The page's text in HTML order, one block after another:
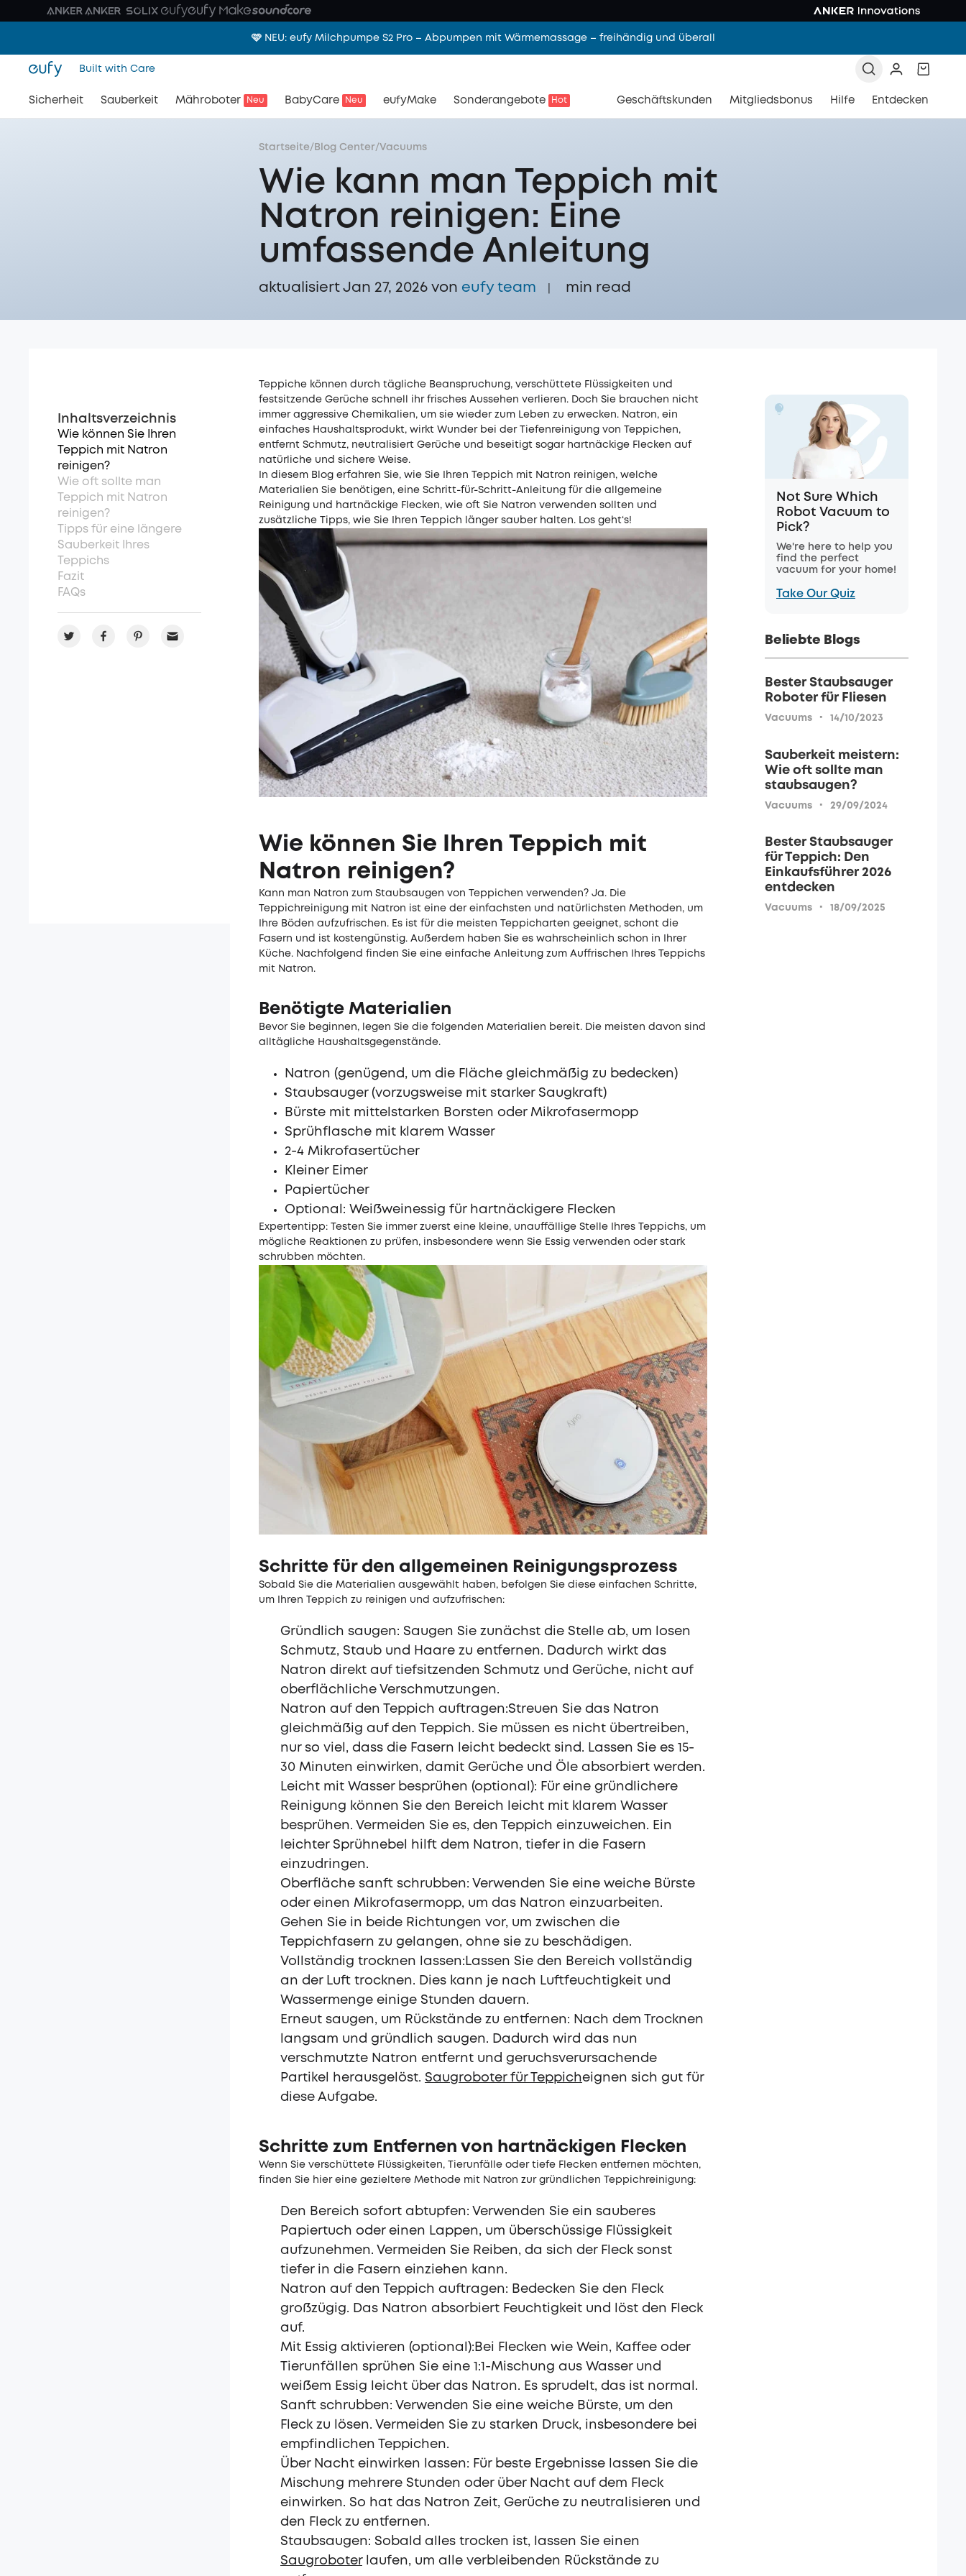
🩷 NEU: eufy Milchpumpe S2 Pro – Abpumpen mit Wärmemassage – freihändig und überall
Built with Care
Sicherheit Sauberkeit Mähroboter Neu BabyCare Neu eufyMake Sonderangebote Hot Geschäftskunden Mitgliedsbonus Hilfe Entdecken
Startseite/ Blog Center/Vacuums
Wie kann man Teppich mit
Natron reinigen: Eine
umfassende Anleitung
aktualisiert Jan 27, 2026 von eufy team min read
Teppiche können durch tägliche Beanspruchung, verschüttete Flüssigkeiten und
festsitzende Gerüche schnell ihr frisches Aussehen verlieren. Doch Sie brauchen nicht
immer aggressive Chemikalien, um sie wieder zum Leben zu erwecken. Natron, ein
einfaches Haushaltsprodukt, wirkt Wunder bei der Tiefenreinigung von Teppichen,
entfernt Schmutz, neutralisiert Gerüche und beseitigt sogar hartnäckige Flecken auf
natürliche und sichere Weise.
In diesem Blog erfahren Sie, wie Sie Ihren Teppich mit Natron reinigen, welche
Materialien Sie benötigen, eine Schritt-für-Schritt-Anleitung für die allgemeine
Reinigung und hartnäckige Flecken, wie oft Sie Natron verwenden sollten und
zusätzliche Tipps, wie Sie Ihren Teppich länger sauber halten. Los geht‘s!
Wie können Sie Ihren Teppich mit
Natron reinigen?
Kann man Natron zum Staubsaugen von Teppichen verwenden? Ja. Die
Teppichreinigung mit Natron ist eine der einfachsten und natürlichsten Methoden, um
Ihre Böden aufzufrischen. Es ist für die meisten Teppicharten geeignet, schont die
Fasern und ist kostengünstig. Außerdem haben Sie es wahrscheinlich schon in Ihrer
Küche. Nachfolgend finden Sie eine einfache Anleitung zum Auffrischen Ihres Teppichs
mit Natron.
Benötigte Materialien
Bevor Sie beginnen, legen Sie die folgenden Materialien bereit. Die meisten davon sind
alltägliche Haushaltsgegenstände.
Natron (genügend, um die Fläche gleichmäßig zu bedecken)
Staubsauger (vorzugsweise mit starker Saugkraft)
Bürste mit mittelstarken Borsten oder Mikrofasermopp
Sprühflasche mit klarem Wasser
2-4 Mikrofasertücher
Kleiner Eimer
Papiertücher
Optional: Weißweinessig für hartnäckigere Flecken
Expertentipp: Testen Sie immer zuerst eine kleine, unauffällige Stelle Ihres Teppichs, um
mögliche Reaktionen zu prüfen, insbesondere wenn Sie Essig verwenden oder stark
schrubben möchten.
Schritte für den allgemeinen Reinigungsprozess
Sobald Sie die Materialien ausgewählt haben, befolgen Sie diese einfachen Schritte,
um Ihren Teppich zu reinigen und aufzufrischen:
Gründlich saugen: Saugen Sie zunächst die Stelle ab, um losen
Schmutz, Staub und Haare zu entfernen. Dadurch wirkt das
Natron direkt auf tiefsitzenden Schmutz und Gerüche, nicht auf
oberflächliche Verschmutzungen.
Natron auf den Teppich auftragen:Streuen Sie das Natron
gleichmäßig auf den Teppich. Sie müssen es nicht übertreiben,
nur so viel, dass die Fasern leicht bedeckt sind. Lassen Sie es 15-
30 Minuten einwirken, damit Gerüche und Öle absorbiert werden.
Leicht mit Wasser besprühen (optional): Für eine gründlichere
Reinigung können Sie den Bereich leicht mit klarem Wasser
besprühen. Vermeiden Sie es, den Teppich einzuweichen. Ein
leichter Sprühnebel hilft dem Natron, tiefer in die Fasern
einzudringen.
Oberfläche sanft schrubben: Verwenden Sie eine weiche Bürste
oder einen Mikrofasermopp, um das Natron einzuarbeiten.
Gehen Sie in beide Richtungen vor, um zwischen die
Teppichfasern zu gelangen, ohne sie zu beschädigen.
Vollständig trocknen lassen:Lassen Sie den Bereich vollständig
an der Luft trocknen. Dies kann je nach Luftfeuchtigkeit und
Wassermenge einige Stunden dauern.
Erneut saugen, um Rückstände zu entfernen: Nach dem Trocknen
langsam und gründlich saugen. Dadurch wird das nun
verschmutzte Natron entfernt und geruchsverursachende
Partikel herausgelöst. Saugroboter für Teppicheignen sich gut für
diese Aufgabe.
Schritte zum Entfernen von hartnäckigen Flecken
Wenn Sie verschüttete Flüssigkeiten, Tierunfälle oder tiefe Flecken entfernen möchten,
finden Sie hier eine gezieltere Methode mit Natron zur gründlichen Teppichreinigung:
Den Bereich sofort abtupfen: Verwenden Sie ein sauberes
Papiertuch oder einen Lappen, um überschüssige Flüssigkeit
aufzunehmen. Vermeiden Sie Reiben, da sich der Fleck sonst
tiefer in die Fasern einziehen kann.
Natron auf den Teppich auftragen: Bedecken Sie den Fleck
großzügig. Das Natron absorbiert Feuchtigkeit und löst den Fleck
auf.
Mit Essig aktivieren (optional):Bei Flecken wie Wein, Kaffee oder
Tierunfällen sprühen Sie eine 1:1-Mischung aus Wasser und
weißem Essig leicht über das Natron. Es sprudelt, das ist normal.
Sanft schrubben: Verwenden Sie eine weiche Bürste, um den
Fleck zu lösen. Vermeiden Sie zu starken Druck, insbesondere bei
empfindlichen Teppichen.
Über Nacht einwirken lassen: Für beste Ergebnisse lassen Sie die
Mischung mehrere Stunden oder über Nacht auf dem Fleck
einwirken. So hat das Natron Zeit, Gerüche zu neutralisieren und
den Fleck zu entfernen.
Staubsaugen: Sobald alles trocken ist, lassen Sie einen
Saugroboterlaufen, um alle verbleibenden Rückstände zu
Inhaltsverzeichnis
Wie können Sie Ihren
Teppich mit Natron
reinigen?
Wie oft sollte man
Teppich mit Natron
reinigen?
Tipps für eine längere
Sauberkeit Ihres
Teppichs
Fazit
FAQs
Not Sure Which
Robot Vacuum to
Pick?
We're here to help you
find the perfect
vacuum for your home!
Take Our Quiz
Beliebte Blogs
Bester Staubsauger
Roboter für Fliesen
Vacuums · 14/10/2023
Sauberkeit meistern:
Wie oft sollte man
staubsaugen?
Vacuums · 29/09/2024
Bester Staubsauger
für Teppich: Den
Einkaufsführer 2026
entdecken
Vacuums · 18/09/2025